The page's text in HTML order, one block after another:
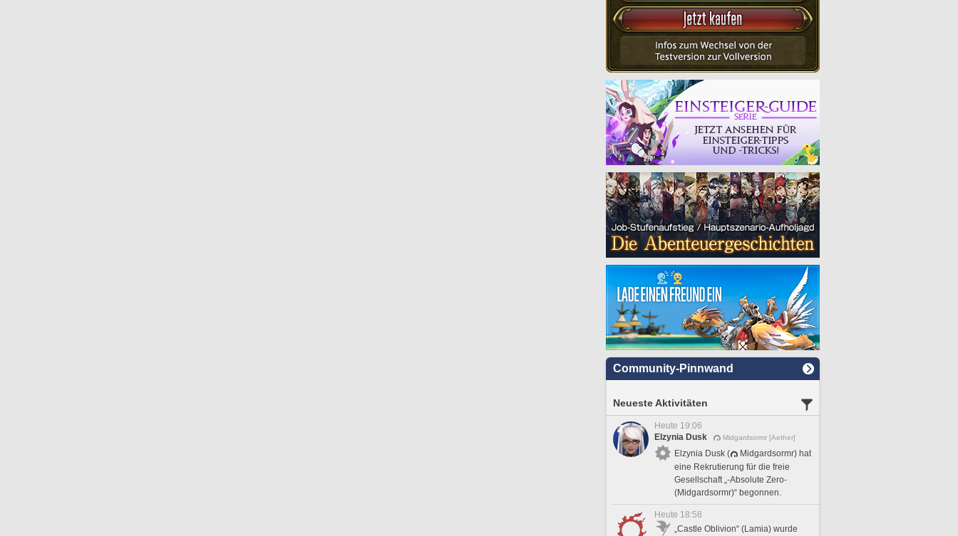
Community-Pinnwand
Neueste Aktivitäten
Heute 19:06
Elzynia Dusk
Midgardsormr [Aether]
Elzynia Dusk (
Midgardsormr) hat
eine Rekrutierung für die freie
Gesellschaft „-Absolute Zero-
(Midgardsormr)“ begonnen.
Heute 18:58
„Castle Oblivion“ (Lamia) wurde